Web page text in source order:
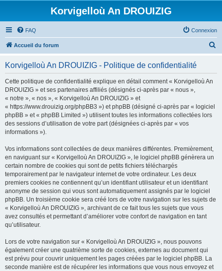
Korvigelloù An DROUIZIG
FAQ Connexion
Accueil du forum
Korvigelloù An DROUIZIG - Politique de confidentialité
Cette politique de confidentialité explique en détail comment « Korvigelloù An
DROUIZIG » et ses partenaires affiliés (désignés ci-après par « nous »,
« notre », « nos », « Korvigelloù An DROUIZIG » et
« https://www.drouizig.org/phpBB3 ») et phpBB (désigné ci-après par « logiciel
phpBB » et « phpBB Limited ») utilisent toutes les informations collectées lors
des sessions d’utilisation de votre part (désignées ci-après par « vos
informations »).
Vos informations sont collectées de deux manières différentes. Premièrement,
en naviguant sur « Korvigelloù An DROUIZIG », le logiciel phpBB génèrera un
certain nombre de cookies qui sont de petits fichiers téléchargés
temporairement par le navigateur internet de votre ordinateur. Les deux
premiers cookies ne contiennent qu’un identifiant utilisateur et un identifiant
anonyme de session qui vous sont automatiquement assignés par le logiciel
phpBB. Un troisième cookie sera créé lors de votre navigation sur les sujets de
« Korvigelloù An DROUIZIG », archivant de ce fait tous les sujets que vous
avez consultés et permettant d’améliorer votre confort de navigation en tant
qu’utilisateur.
Lors de votre navigation sur « Korvigelloù An DROUIZIG », nous pouvons
également créer une quatrième sorte de cookies, externes au document qui
est prévu pour couvrir uniquement les pages créées par le logiciel phpBB. La
seconde manière est de récupérer les informations que vous nous envoyez et